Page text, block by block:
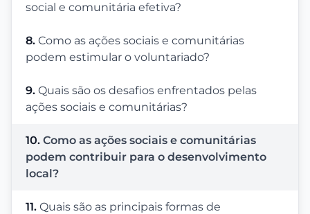
social e comunitária efetiva?
8. Como as ações sociais e comunitárias
podem estimular o voluntariado?
9. Quais são os desafios enfrentados pelas
ações sociais e comunitárias?
10. Como as ações sociais e comunitárias
podem contribuir para o desenvolvimento
local?
11. Quais são as principais formas de